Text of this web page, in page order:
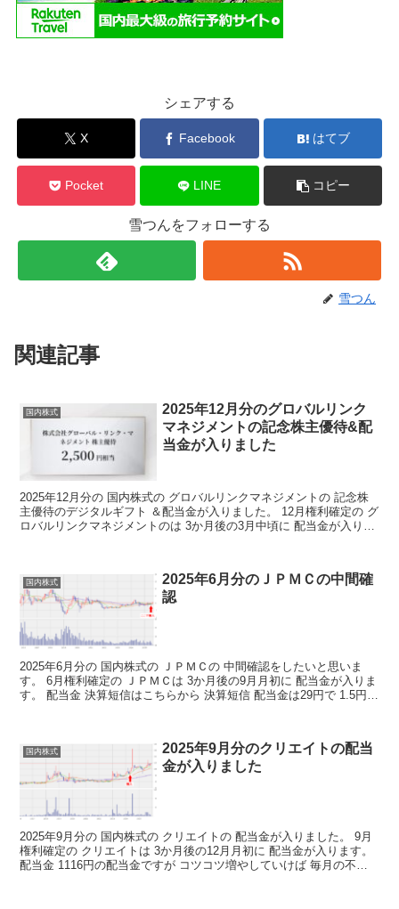
シェアする
X Facebook はてブ
Pocket LINE コピー
雪つんをフォローする
雪つん
関連記事
国内株式
2025年12月分のグロバルリンク
マネジメントの記念株主優待&配
当金が入りました
2025年12月分の 国内株式の グロバルリンクマネジメントの 記念株
主優待のデジタルギフト ＆配当金が入りました。 12月権利確定の グ
ロバルリンクマネジメントのは 3か月後の3月中頃に 配当金が入りま
国内株式
2025年6月分のＪＰＭＣの中間確
認
2025年6月分の 国内株式の ＪＰＭＣの 中間確認をしたいと思いま
す。 6月権利確定の ＪＰＭＣは 3か月後の9月月初に 配当金が入りま
す。 配当金 決算短信はこちらから 決算短信 配当金は29円で 1.5円増
国内株式
2025年9月分のクリエイトの配当
金が入りました
2025年9月分の 国内株式の クリエイトの 配当金が入りました。 9月
権利確定の クリエイトは 3か月後の12月月初に 配当金が入ります。
配当金 1116円の配当金ですが コツコツ増やしていけば 毎月の不労